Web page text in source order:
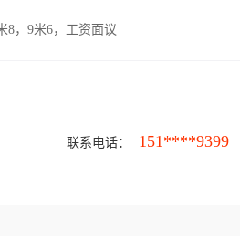
8，9米6，工资面议
联系电话： 151****9399